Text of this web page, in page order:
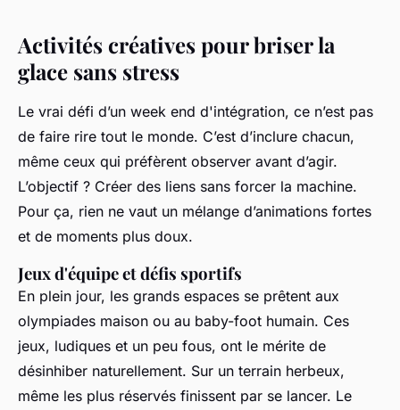
Activités créatives pour briser la
glace sans stress
Le vrai défi d’un week end d'intégration, ce n’est pas
de faire rire tout le monde. C’est d’inclure chacun,
même ceux qui préfèrent observer avant d’agir.
L’objectif ? Créer des liens sans forcer la machine.
Pour ça, rien ne vaut un mélange d’animations fortes
et de moments plus doux.
Jeux d'équipe et défis sportifs
En plein jour, les grands espaces se prêtent aux
olympiades maison ou au baby-foot humain. Ces
jeux, ludiques et un peu fous, ont le mérite de
désinhiber naturellement. Sur un terrain herbeux,
même les plus réservés finissent par se lancer. Le